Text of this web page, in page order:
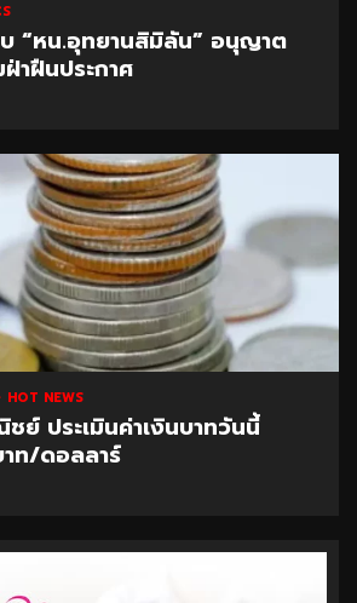
“หน.อุทยานสิมิลัน” อนุญาต
าฝืนประกาศ
HOT NEWS
ย์ ประเมินค่าเงินบาทวันนี้
ท/ดอลลาร์